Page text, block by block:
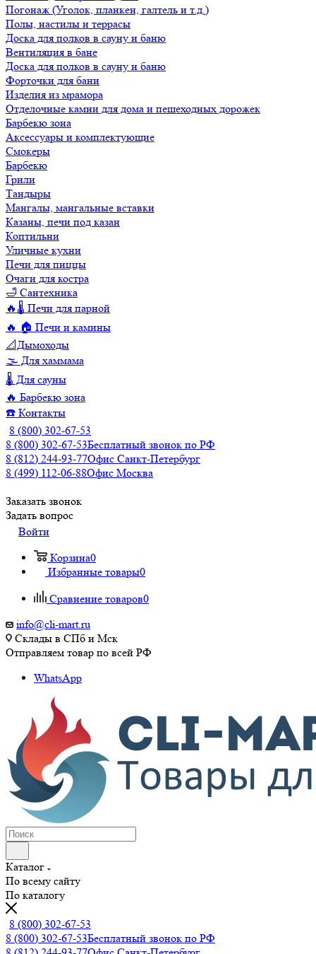
Погонаж (Уголок, планкен, галтель и т.д.)
Полы, настилы и террасы
Доска для полков в сауну и баню
Вентиляция в бане
Доска для полков в сауну и баню
Форточки для бани
Изделия из мрамора
Отделочные камни для дома и пешеходных дорожек
Барбекю зона
Аксессуары и комплектующие
Смокеры
Барбекю
Грили
Тандыры
Мангалы, мангальные вставки
Казаны, печи под казан
Коптильни
Уличные кухни
Печи для пиццы
Очаги для костра
🛁 Сантехника
🔥🌡️ Печи для парной
🔥 🏠 Печи и камины
📐Дымоходы
🌫️ Для хаммама
🌡️ Для сауны
🔥 Барбекю зона
☎️ Контакты
8 (800) 302-67-53
8 (800) 302-67-53Бесплатный звонок по РФ
8 (812) 244-93-77Офис Санкт-Петербург
8 (499) 112-06-88Офис Москва
Заказать звонок
Задать вопрос
Войти
Корзина0
Избранные товары0
Сравнение товаров0
info@cli-mart.ru
Склады в СПб и Мск
Отправляем товар по всей РФ
WhatsApp
Каталог
По всему сайту
По каталогу
8 (800) 302-67-53
8 (800) 302-67-53Бесплатный звонок по РФ